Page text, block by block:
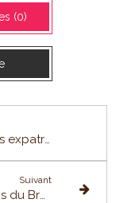
(0)
Le Français FLE pour les expatriés !
Suivant
7 clés pour réussir ses révisions du Brevet des Collèges !